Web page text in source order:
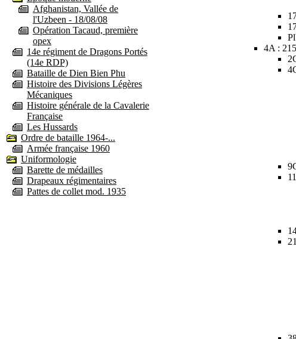
Afghanistan, Vallée de
l'Uzbeen - 18/08/08
Opération Tacaud, première
opex
14e régiment de Dragons Portés
(14e RDP)
Bataille de Dien Bien Phu
Histoire des Divisions Légères
Mécaniques
Histoire générale de la Cavalerie
Française
Les Hussards
Ordre de bataille 1964-...
Armée française 1960
Uniformologie
Barette de médailles
Drapeaux régimentaires
Pattes de collet mod. 1935
4A :